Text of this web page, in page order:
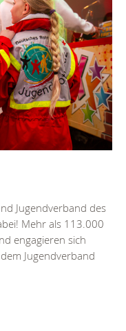
Jugendverband des
Mehr als 113.000
engagieren sich
Jugendverband